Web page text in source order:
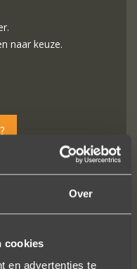
Over
cookies
en advertenties te
naar keuze.
MEDIA